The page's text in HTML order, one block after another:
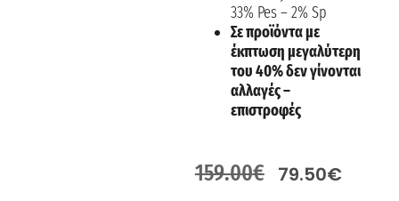
33% Pes – 2% Sp
Σε προϊόντα με
έκπτωση μεγαλύτερη
του 40% δεν γίνονται
αλλαγές –
επιστροφές
159.00€ 79.50€